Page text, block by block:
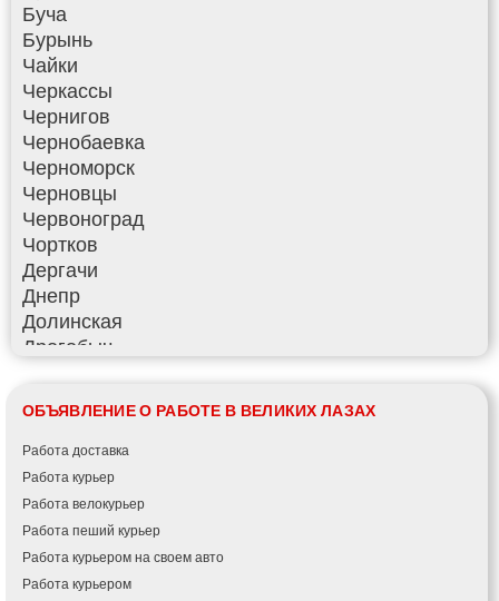
ОБЪЯВЛЕНИЕ О РАБОТЕ В ВЕЛИКИХ ЛАЗАХ
Работа доставка
Работа курьер
Работа велокурьер
Работа пеший курьер
Работа курьером на своем авто
Работа курьером
Буча
Бурынь
Чайки
Черкассы
Чернигов
Чернобаевка
Черноморск
Черновцы
Червоноград
Чортков
Дергачи
Днепр
Долинская
Дрогобыч
Фонтанка
Гадяч
Гатное
Глеваха
Горишние Плавни
Гостомель
Харьков
Херсон